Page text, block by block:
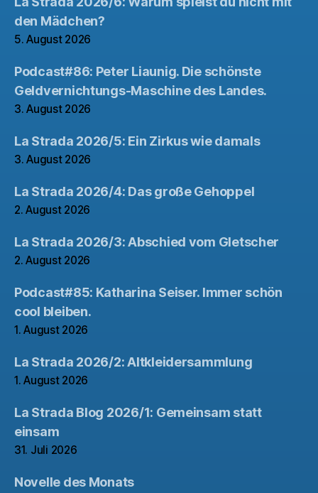
den Mädchen?
5. August 2026
Podcast#86: Peter Liaunig. Die schönste
Geldvernichtungs-Maschine des Landes.
3. August 2026
La Strada 2026/5: Ein Zirkus wie damals
3. August 2026
La Strada 2026/4: Das große Gehoppel
2. August 2026
La Strada 2026/3: Abschied vom Gletscher
2. August 2026
Podcast#85: Katharina Seiser. Immer schön
cool bleiben.
1. August 2026
La Strada 2026/2: Altkleidersammlung
1. August 2026
La Strada Blog 2026/1: Gemeinsam statt
einsam
31. Juli 2026
Novelle des Monats